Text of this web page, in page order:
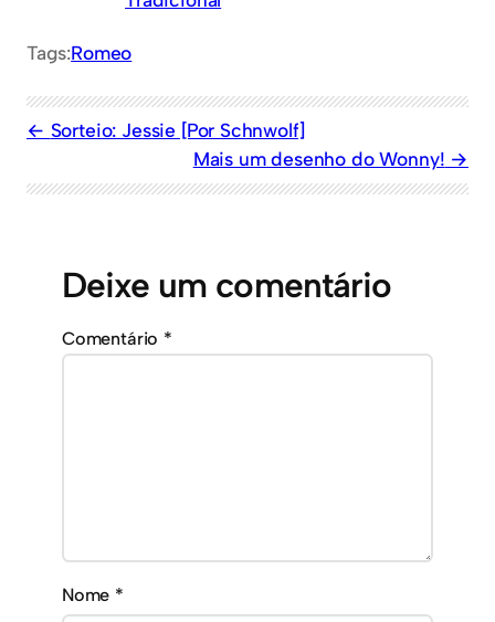
Tags:Romeo
Sorteio: Jessie [Por Schnwolf]
Mais um desenho do Wonny!
Deixe um comentário
Comentário *
Nome *